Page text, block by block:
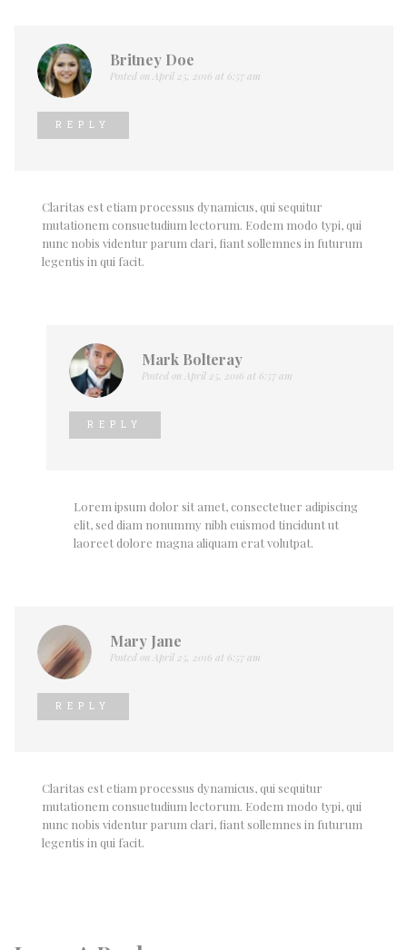
Britney Doe
Posted on April 25, 2016 at 6:57 am
REPLY
Claritas est etiam processus dynamicus, qui sequitur
mutationem consuetudium lectorum. Eodem modo typi, qui
nunc nobis videntur parum clari, fiant sollemnes in futurum
legentis in qui facit.
Mark Bolteray
Posted on April 25, 2016 at 6:57 am
REPLY
Lorem ipsum dolor sit amet, consectetuer adipiscing
elit, sed diam nonummy nibh euismod tincidunt ut
laoreet dolore magna aliquam erat volutpat.
Mary Jane
Posted on April 25, 2016 at 6:57 am
REPLY
Claritas est etiam processus dynamicus, qui sequitur
mutationem consuetudium lectorum. Eodem modo typi, qui
nunc nobis videntur parum clari, fiant sollemnes in futurum
legentis in qui facit.